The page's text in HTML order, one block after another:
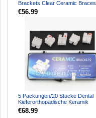
Brackets Clear Ceramic Braces
Roth 022 3 Upper HUBIT
€56.99
5 Packungen/20 Stücke Dental
Kieferorthopädische Keramik
Bracket Ständer ROTH 02...
€68.99